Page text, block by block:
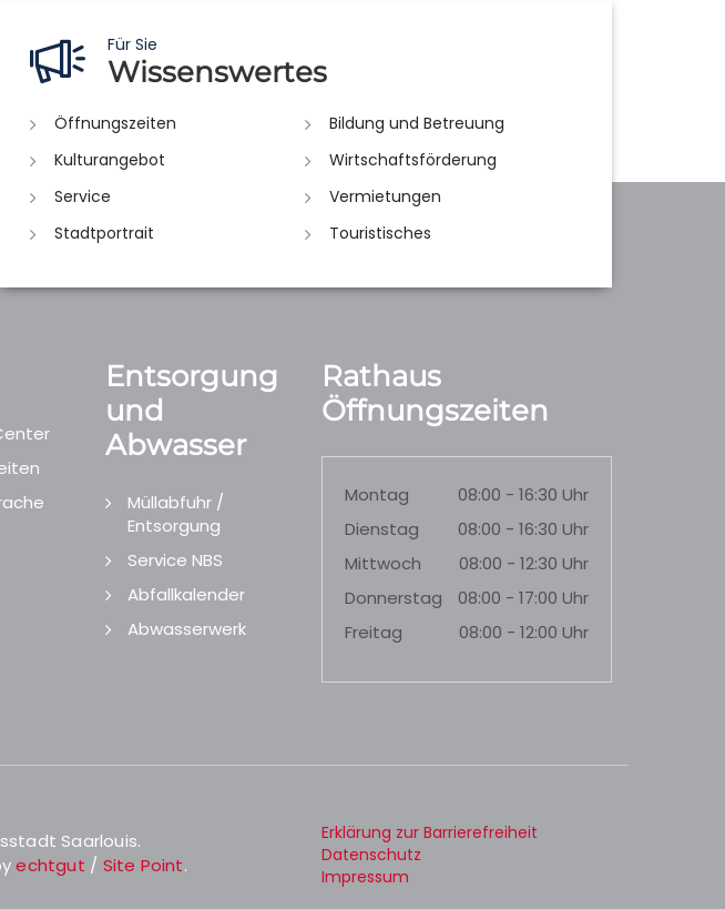
Für Sie
Wissenswertes
Öffnungszeiten
Bildung und Betreuung
Kulturangebot
Wirtschaftsförderung
Service
Vermietungen
Stadtportrait
Touristisches
Entsorgung
und
Abwasser
Müllabfuhr /
Entsorgung
Service NBS
Abfallkalender
Abwasserwerk
Rathaus
Öffnungszeiten
Montag
08:00 - 16:30 Uhr
Dienstag
08:00 - 16:30 Uhr
Mittwoch
08:00 - 12:30 Uhr
Donnerstag
08:00 - 17:00 Uhr
Freitag
08:00 - 12:00 Uhr
Saarlouis.
echtgut / Site Point.
Erklärung zur Barrierefreiheit
Datenschutz
Impressum